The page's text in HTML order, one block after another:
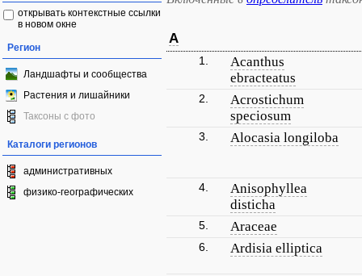
открывать контекстные ссылки
в новом окне
Регион
Ландшафты и сообщества
Растения и лишайники
Таксоны с фото
Каталоги регионов
административных
физико-географических
A
1.
Acanthus
ebracteatus
2.
Acrostichum
speciosum
3. Alocasia longiloba
4.
Anisophyllea
disticha
5. Araceae
6. Ardisia elliptica